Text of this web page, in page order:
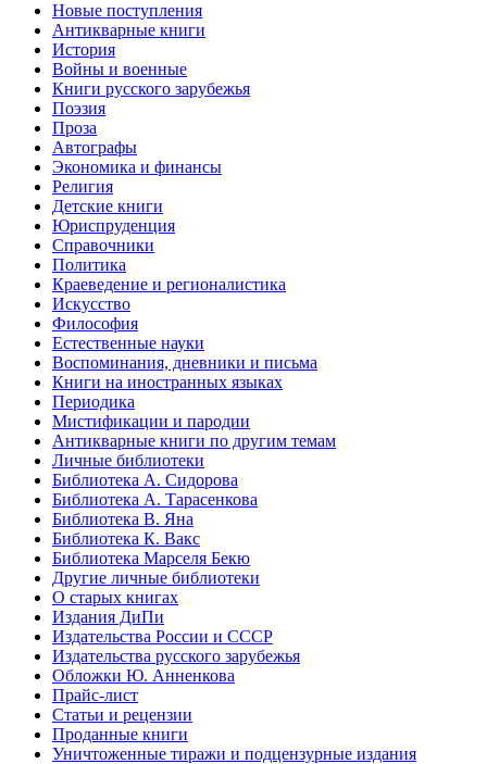
Новые поступления
Антикварные книги
История
Войны и военные
Книги русского зарубежья
Поэзия
Проза
Автографы
Экономика и финансы
Религия
Детские книги
Юриспруденция
Справочники
Политика
Краеведение и регионалистика
Искусство
Философия
Естественные науки
Воспоминания, дневники и письма
Книги на иностранных языках
Периодика
Мистификации и пародии
Антикварные книги по другим темам
Личные библиотеки
Библиотека А. Сидорова
Библиотека А. Тарасенкова
Библиотека В. Яна
Библиотека К. Вакс
Библиотека Марселя Бекю
Другие личные библиотеки
О старых книгах
Издания ДиПи
Издательства России и СССР
Издательства русского зарубежья
Обложки Ю. Анненкова
Прайс-лист
Статьи и рецензии
Проданные книги
Уничтоженные тиражи и подцензурные издания